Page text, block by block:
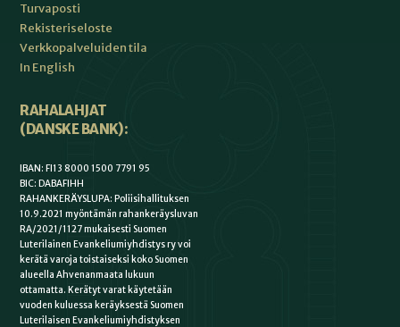
Turvaposti
Rekisteriseloste
Verkkopalveluiden tila
In English
RAHALAHJAT
(DANSKE BANK):
IBAN: FI13 8000 1500 7791 95
BIC: DABAFIHH
RAHANKERÄYSLUPA: Poliisihallituksen
10.9.2021 myöntämän rahankeräysluvan
RA/2021/1127 mukaisesti Suomen
Luterilainen Evankeliumiyhdistys ry voi
kerätä varoja toistaiseksi koko Suomen
alueella Ahvenanmaata lukuun
ottamatta. Kerätyt varat käytetään
vuoden kuluessa keräyksestä Suomen
Luterilaisen Evankeliumiyhdistyksen